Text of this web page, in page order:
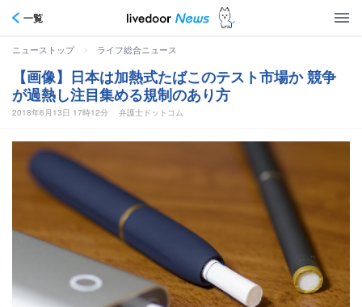
一覧
ニューストップ > ライフ総合ニュース
【画像】日本は加熱式たばこのテスト市場か 競争
が過熱し注目集める規制のあり方
2018年6月13日 17時12分 弁護士ドットコム